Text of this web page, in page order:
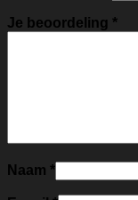
Je beoordeling *
Naam *